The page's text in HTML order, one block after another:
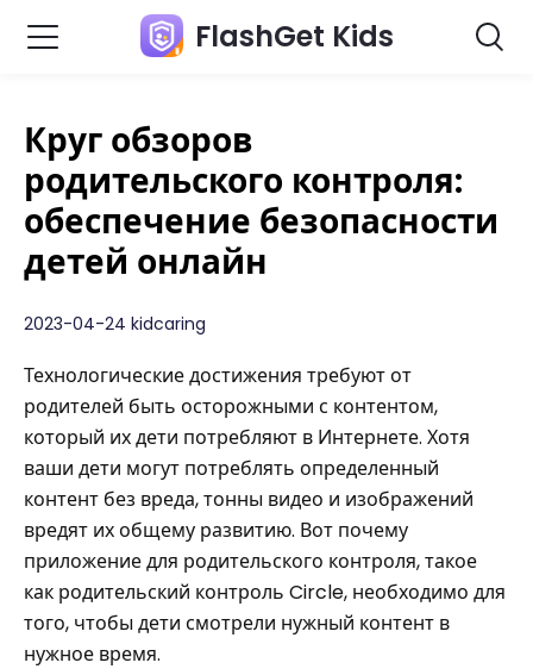
FlashGet Kids
Круг обзоров
родительского контроля:
обеспечение безопасности
детей онлайн
2023-04-24 kidcaring
Технологические достижения требуют от
родителей быть осторожными с контентом,
который их дети потребляют в Интернете. Хотя
ваши дети могут потреблять определенный
контент без вреда, тонны видео и изображений
вредят их общему развитию. Вот почему
приложение для родительского контроля, такое
как родительский контроль Circle, необходимо для
того, чтобы дети смотрели нужный контент в
нужное время.